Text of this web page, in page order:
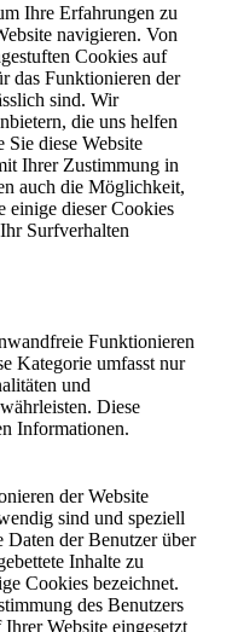
Ihre Erfahrungen zu
navigieren. Von
Cookies auf
das Funktionieren der
sind. Wir
die uns helfen
Sie diese Website
Ihrer Zustimmung in
auch die Möglichkeit,
einige dieser Cookies
Surfverhalten
Funktionieren
Kategorie umfasst nur
und
Diese
Informationen.
der Website
sind und speziell
Daten der Benutzer über
Inhalte zu
Cookies bezeichnet.
des Benutzers
Website eingesetzt